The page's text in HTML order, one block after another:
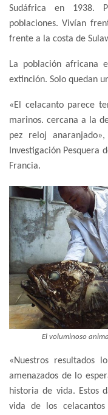
Sudáfrica en 1938.
poblaciones. Vivían
frente a la costa de
La población africana
extinción. Solo quedan
«El celacanto parece
marinos. cercana a la
pez reloj
Investigación Pesquera
Francia.
El voluminoso
«Nuestros resultados
amenazados de lo
historia de vida. Estos
vida de los